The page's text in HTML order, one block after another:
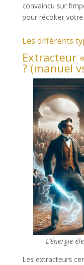
convaincu sur
pour récolter
Les différents
Extracteur
? (manuel
L’énergie
Les extracteurs